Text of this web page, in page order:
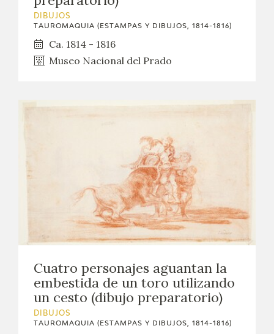
DIBUJOS
TAUROMAQUIA (ESTAMPAS Y DIBUJOS, 1814-1816)
Ca. 1814 - 1816
Museo Nacional del Prado
Cuatro personajes aguantan la
embestida de un toro utilizando
un cesto (dibujo preparatorio)
DIBUJOS
TAUROMAQUIA (ESTAMPAS Y DIBUJOS, 1814-1816)